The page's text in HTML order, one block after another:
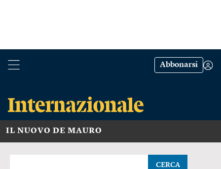
Abbonarsi
IL NUOVO DE MAURO
CERCA